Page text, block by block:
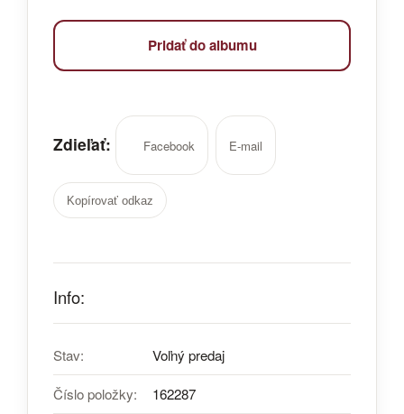
Pridať do albumu
Zdieľať: Facebook E-mail
Kopírovať odkaz
Info:
Stav: Voľný predaj
Číslo položky: 162287